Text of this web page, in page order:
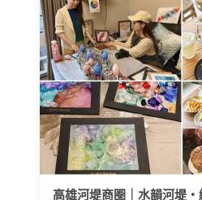
高雄河堤商圈｜水韻河堤‧